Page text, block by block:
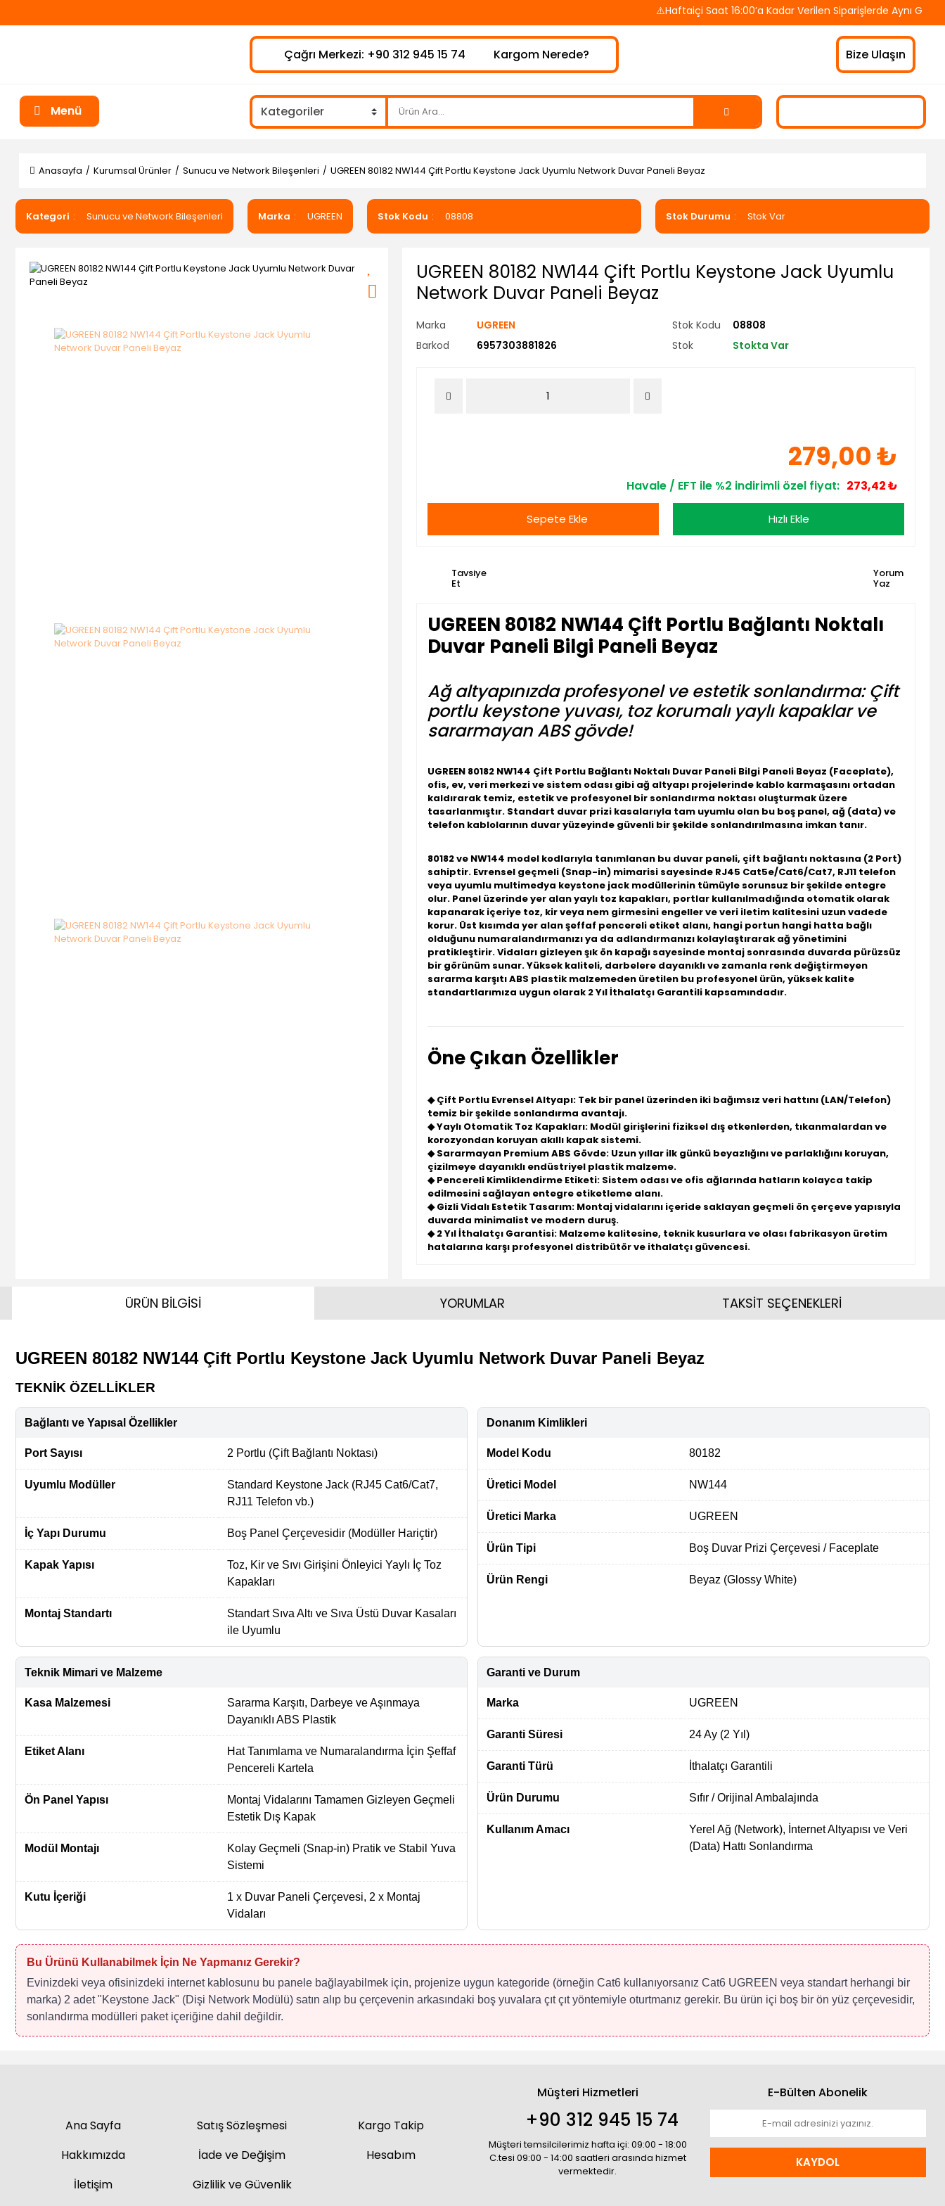
⚠️Haftaiçi Saat 16:00’a Kadar Verilen Siparişlerde Aynı Gün
Çağrı Merkezi: +90 312 945 15 74 Kargom Nerede? Bize Ulaşın
Menü
Anasayfa Kurumsal Ürünler Sunucu ve Network Bileşenleri UGREEN 80182 NW144 Çift Portlu Keystone Jack Uyumlu Network Duvar Paneli Beyaz
Kategori Sunucu ve Network Bileşenleri Marka UGREEN Stok Kodu 08808 Stok Durumu Stok Var
UGREEN 80182 NW144 Çift Portlu Keystone Jack Uyumlu
Network Duvar Paneli Beyaz
Marka UGREEN Stok Kodu
08808
Barkod
6957303881826 Stok Stokta Var
279,00 ₺
Havale / EFT ile %2 indirimli özel fiyat: 273,42 ₺
Sepete Ekle Hızlı Ekle
Tavsiye
Et
Yorum
Yaz
UGREEN 80182 NW144 Çift Portlu Bağlantı Noktalı
Duvar Paneli Bilgi Paneli Beyaz
Ağ altyapınızda profesyonel ve estetik sonlandırma: Çift
portlu keystone yuvası, toz korumalı yaylı kapaklar ve
sararmayan ABS gövde!
UGREEN 80182 NW144 Çift Portlu Bağlantı Noktalı Duvar Paneli Bilgi Paneli Beyaz (Faceplate),
ofis, ev, veri merkezi ve sistem odası gibi ağ altyapı projelerinde kablo karmaşasını ortadan
kaldırarak temiz, estetik ve profesyonel bir sonlandırma noktası oluşturmak üzere
tasarlanmıştır. Standart duvar prizi kasalarıyla tam uyumlu olan bu boş panel, ağ (data) ve
telefon kablolarının duvar yüzeyinde güvenli bir şekilde sonlandırılmasına imkan tanır.
80182 ve NW144 model kodlarıyla tanımlanan bu duvar paneli, çift bağlantı noktasına (2 Port)
sahiptir. Evrensel geçmeli (Snap-in) mimarisi sayesinde RJ45 Cat5e/Cat6/Cat7, RJ11 telefon
veya uyumlu multimedya keystone jack modüllerinin tümüyle sorunsuz bir şekilde entegre
olur. Panel üzerinde yer alanyaylı toz kapakları, portlar kullanılmadığında otomatik olarak
kapanarak içeriye toz, kir veya nem girmesini engeller ve veri iletim kalitesini uzun vadede
korur. Üst kısımda yer alan şeffaf pencereli etiket alanı, hangi portun hangi hatta bağlı
olduğunu numaralandırmanızı ya da adlandırmanızı kolaylaştırarak ağ yönetimini
pratikleştirir. Vidaları gizleyen şık ön kapağı sayesinde montaj sonrasında duvarda pürüzsüz
bir görünüm sunar. Yüksek kaliteli, darbelere dayanıklı ve zamanla renk değiştirmeyen
sararma karşıtı ABS plastik malzemeden üretilen bu profesyonel ürün, yüksek kalite
standartlarımıza uygun olarak 2 Yıl İthalatçı Garantili kapsamındadır.
Öne Çıkan Özellikler
◆Çift Portlu Evrensel Altyapı: Tek bir panel üzerinden iki bağımsız veri hattını (LAN/Telefon)
temiz bir şekilde sonlandırma avantajı.
◆Yaylı Otomatik Toz Kapakları: Modül girişlerini fiziksel dış etkenlerden, tıkanmalardan ve
korozyondan koruyan akıllı kapak sistemi.
◆Sararmayan Premium ABS Gövde: Uzun yıllar ilk günkü beyazlığını ve parlaklığını koruyan,
çizilmeye dayanıklı endüstriyel plastik malzeme.
◆Pencereli Kimliklendirme Etiketi: Sistem odası ve ofis ağlarında hatların kolayca takip
edilmesini sağlayan entegre etiketleme alanı.
◆Gizli Vidalı Estetik Tasarım: Montaj vidalarını içeride saklayan geçmeli ön çerçeve yapısıyla
duvarda minimalist ve modern duruş.
◆2 Yıl İthalatçı Garantisi: Malzeme kalitesine, teknik kusurlara ve olası fabrikasyon üretim
hatalarına karşı profesyonel distribütör ve ithalatçı güvencesi.
ÜRÜN BİLGİSİ
UGREEN 80182 NW144 Çift Portlu Keystone Jack Uyumlu Network Duvar Paneli Beyaz
TEKNİK ÖZELLİKLER
Bağlantı ve Yapısal Özellikler
Port Sayısı 2 Portlu (Çift Bağlantı Noktası)
Uyumlu Modüller
Standard Keystone Jack (RJ45 Cat6/Cat7,
RJ11 Telefon vb.)
İç Yapı Durumu Boş Panel Çerçevesidir (Modüller Hariçtir)
Kapak Yapısı
Toz, Kir ve Sıvı Girişini Önleyici Yaylı İç Toz
Kapakları
Montaj Standartı
Standart Sıva Altı ve Sıva Üstü Duvar Kasaları
ile Uyumlu
Donanım Kimlikleri
Model Kodu 80182
Üretici Model NW144
Üretici Marka UGREEN
Ürün Tipi Boş Duvar Prizi Çerçevesi / Faceplate
Ürün Rengi Beyaz (Glossy White)
Teknik Mimari ve Malzeme
Kasa Malzemesi
Sararma Karşıtı, Darbeye ve Aşınmaya
Dayanıklı ABS Plastik
Etiket Alanı
Hat Tanımlama ve Numaralandırma İçin Şeffaf
Pencereli Kartela
Ön Panel Yapısı
Montaj Vidalarını Tamamen Gizleyen Geçmeli
Estetik Dış Kapak
Modül Montajı
Kolay Geçmeli (Snap-in) Pratik ve Stabil Yuva
Sistemi
Kutu İçeriği
1 x Duvar Paneli Çerçevesi, 2 x Montaj
Vidaları
Garanti ve Durum
Marka UGREEN
Garanti Süresi 24 Ay (2 Yıl)
Garanti Türü İthalatçı Garantili
Ürün Durumu Sıfır / Orijinal Ambalajında
Kullanım Amacı
Yerel Ağ (Network), İnternet Altyapısı ve Veri
(Data) Hattı Sonlandırma
Bu Ürünü Kullanabilmek İçin Ne Yapmanız Gerekir?
Evinizdeki veya ofisinizdeki internet kablosunu bu panele bağlayabilmek için, projenize uygun kategoride (örneğin Cat6 kullanıyorsanız Cat6 UGREEN veya standart herhangi bir
marka) 2 adet "Keystone Jack" (Dişi Network Modülü) satın alıp bu çerçevenin arkasındaki boş yuvalara çıt çıt yöntemiyle oturtmanız gerekir. Bu ürün içi boş bir ön yüz çerçevesidir,
sonlandırma modülleri paket içeriğine dahil değildir.
YORUMLAR TAKSİT SEÇENEKLERİ
Ana Sayfa
Hakkımızda
İletişim
Satış Sözleşmesi
İade ve Değişim
Gizlilik ve Güvenlik
Kargo Takip
Hesabım
Müşteri Hizmetleri
+90 312 945 15 74
Müşteri temsilcilerimiz hafta içi: 09:00 - 18:00
C.tesi 09:00 - 14:00 saatleri arasında hizmet
vermektedir.
E-Bülten Abonelik
KAYDOL